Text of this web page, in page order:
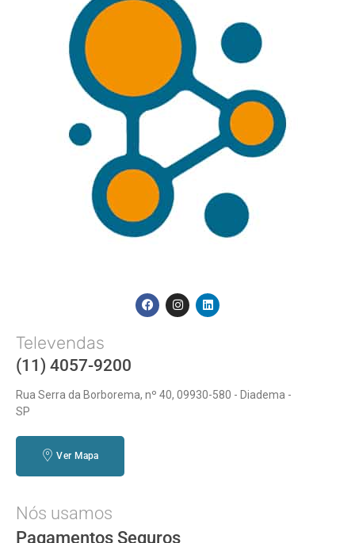
Televendas
(11) 4057-9200
Rua Serra da Borborema, nº 40, 09930-580 - Diadema -
SP
Ver Mapa
Nós usamos
Pagamentos Seguros